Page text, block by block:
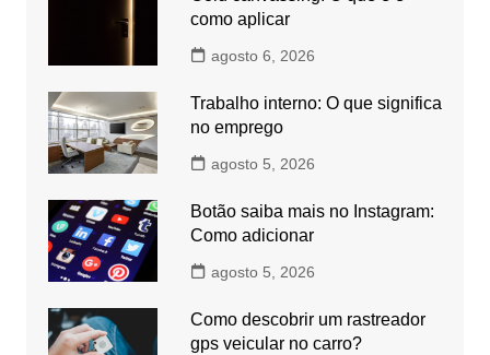
como aplicar
agosto 6, 2026
Trabalho interno: O que significa
no emprego
agosto 5, 2026
Botão saiba mais no Instagram:
Como adicionar
agosto 5, 2026
Como descobrir um rastreador
gps veicular no carro?